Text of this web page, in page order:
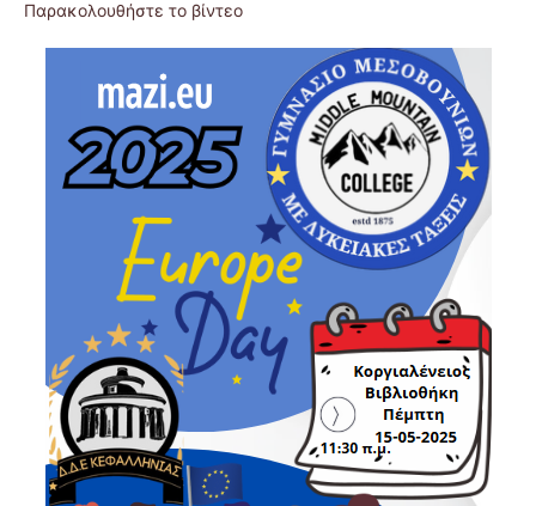
Παρακολουθήστε το βίντεο